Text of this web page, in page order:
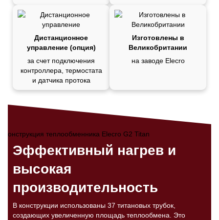
Дистанционное
управление (опция)
за счет подключения
контроллера, термостата
и датчика протока
Изготовлены в
Великобритании
на заводе Elecro
Эффективный нагрев и
высокая
производительность
В конструкции использованы 37 титановых трубок,
создающих увеличенную площадь теплообмена. Это